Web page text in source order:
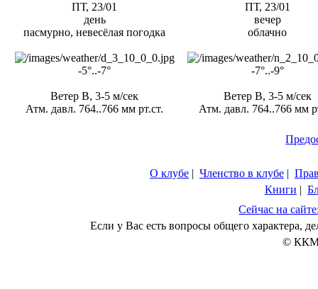
ПТ, 23/01
день
пасмурно, невесёлая погодка
-5°..-7°
Ветер В, 3-5 м/сек
Атм. давл. 764..766 мм рт.ст.
ПТ, 23/01
вечер
облачно
-7°..-9°
Ветер В, 3-5 м/сек
Атм. давл. 764..766 мм
О клубе | Членство в клубе |
Книги |
Сейчас на
Если у Вас есть вопросы общего характера,
© ККМ